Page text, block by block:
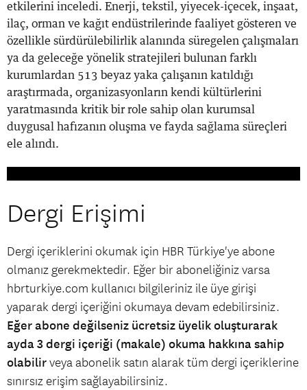
etkilerini inceledi. Enerji, tekstil, yiyecek-içecek, inşaat,
ilaç, orman ve kağıt endüstrilerinde faaliyet gösteren ve
özellikle sürdürülebilirlik alanında süregelen çalışmaları
ya da geleceğe yönelik stratejileri bulunan farklı
kurumlardan 513 beyaz yaka çalışanın katıldığı
araştırmada, organizasyonların kendi kültürlerini
yaratmasında kritik bir role sahip olan kurumsal
duygusal hafızanın oluşma ve fayda sağlama süreçleri
ele alındı.
Dergi Erişimi
Dergi içeriklerini okumak için HBR Türkiye'ye abone
olmanız gerekmektedir. Eğer bir aboneliğiniz varsa
hbrturkiye.com kullanıcı bilgileriniz ile üye girişi
yaparak dergi içeriğini okumaya devam edebilirsiniz.
Eğer abone değilseniz ücretsiz üyelik oluşturarak
ayda 3 dergi içeriği (makale) okuma hakkına sahip
olabilirveya abonelik satın alarak tüm dergi içeriklerine
sınırsız erişim sağlayabilirsiniz.